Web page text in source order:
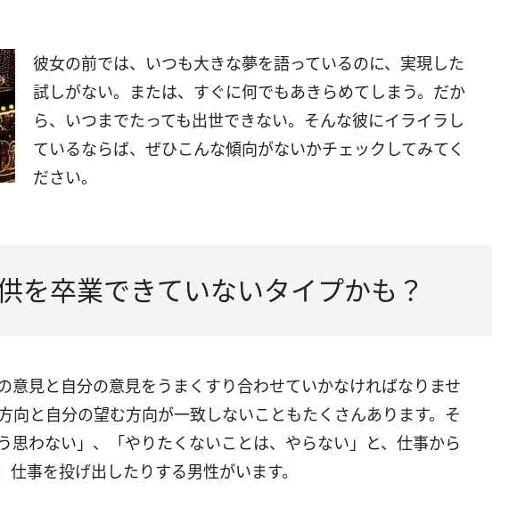
彼女の前では、いつも大きな夢を語っているのに、実現した
試しがない。または、すぐに何でもあきらめてしまう。だか
ら、いつまでたっても出世できない。そんな彼にイライラし
ているならば、ぜひこんな傾向がないかチェックしてみてく
ださい。
を卒業できていないタイプかも？
意見と自分の意見をうまくすり合わせていかなければなりませ
向と自分の望む方向が一致しないこともたくさんあります。そ
思わない」、「やりたくないことは、やらない」と、仕事から
仕事を投げ出したりする男性がいます。